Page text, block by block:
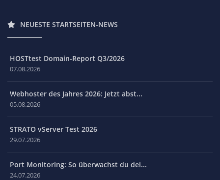
NEUESTE STARTSEITEN-NEWS
HOSTtest Domain-Report Q3/2026
07.08.2026
Webhoster des Jahres 2026: Jetzt abst...
05.08.2026
STRATO vServer Test 2026
29.07.2026
Port Monitoring: So überwachst du dei...
24.07.2026